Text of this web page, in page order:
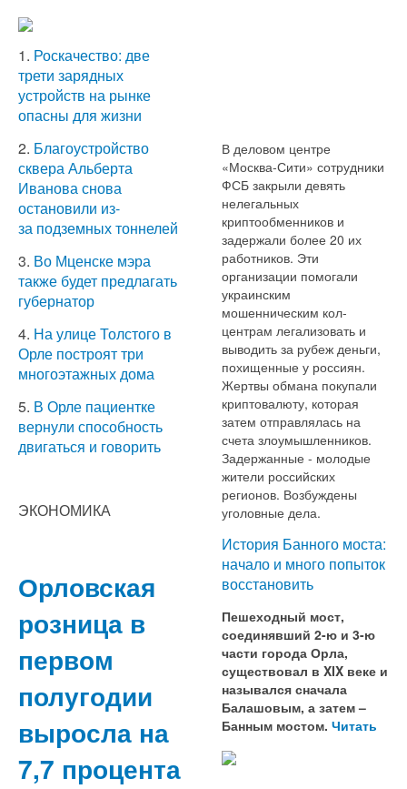
1. Роскачество: две
трети зарядных
устройств на рынке
опасны для жизни
2. Благоустройство
сквера Альберта
Иванова снова
остановили из-
за подземных тоннелей
3. Во Мценске мэра
также будет предлагать
губернатор
4. На улице Толстого в
Орле построят три
многоэтажных дома
5. В Орле пациентке
вернули способность
двигаться и говорить
ЭКОНОМИКА
Орловская
розница в
первом
полугодии
выросла на
7,7 процента
В деловом центре
«Москва-Сити» сотрудники
ФСБ закрыли девять
нелегальных
криптообменников и
задержали более 20 их
работников. Эти
организации помогали
украинским
мошенническим кол-
центрам легализовать и
выводить за рубеж деньги,
похищенные у россиян.
Жертвы обмана покупали
криптовалюту, которая
затем отправлялась на
счета злоумышленников.
Задержанные - молодые
жители российских
регионов. Возбуждены
уголовные дела.
История Банного моста:
начало и много попыток
восстановить
Пешеходный мост,
соединявший 2-ю и 3-ю
части города Орла,
существовал в XIX веке и
назывался сначала
Балашовым, а затем –
Банным мостом. Читать